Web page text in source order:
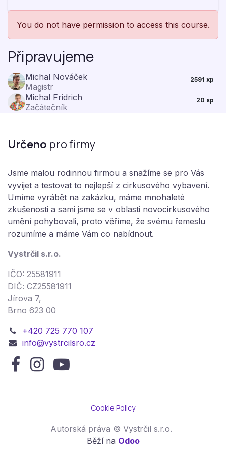
Michal Nováček
Magistr
2591 xp
Michal Fridrich
Začátečník
20 xp
You do not have permission to access this course.
Připravujeme
Určeno pro firmy
Jsme malou rodinnou firmou a snažíme se pro Vás
vyvíjet a testovat to nejlepší z cirkusového vybavení.
Umíme vyrábět na zakázku, máme mnohaleté
zkušenosti a sami jsme se v oblasti novocirkusového
umění pohybovali, proto věříme, že svému řemeslu
rozumíme a máme Vám co nabídnout.
Vystrčil s.r.o.
IČO: 25581911
DIČ: CZ25581911
Jírova 7,
Brno 623 00
+420 725 770 107
info@vystrcilsro.cz
Cookie Policy
Autorská práva © Vystrčil s.r.o.
Běží na Odoo